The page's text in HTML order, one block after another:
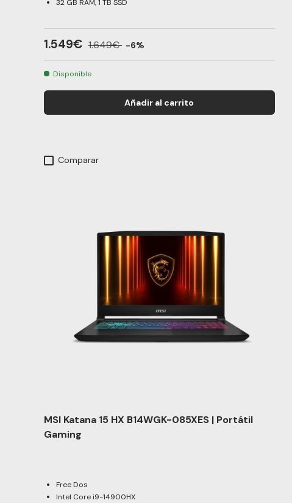
32 GB RAM, 1 TB SSD
1.549€ 1.649€ -6%
Disponible
Añadir al carrito
Comparar
MSI Katana 15 HX B14WGK-085XES | Portátil
Gaming
Free Dos
Intel Core i9-14900HX